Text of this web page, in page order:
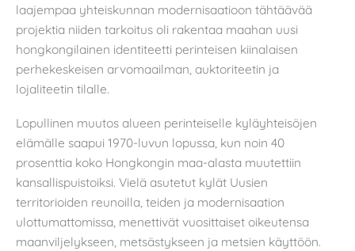
laajempaa yhteiskunnan modernisaatioon tähtäävää
projektia niiden tarkoitus oli rakentaa maahan uusi
hongkongilainen identiteetti perinteisen kiinalaisen
perhekeskeisen arvomaailman, auktoriteetin ja
lojaliteetin tilalle.
Lopullinen muutos alueen perinteiselle kyläyhteisöjen
elämälle saapui 1970-luvun lopussa, kun noin 40
prosenttia koko Hongkongin maa-alasta muutettiin
kansallispuistoiksi. Vielä asutetut kylät Uusien
territorioiden reunoilla, teiden ja modernisaation
ulottumattomissa, menettivät vuosittaiset oikeutensa
maanviljelykseen, metsästykseen ja metsien käyttöön.